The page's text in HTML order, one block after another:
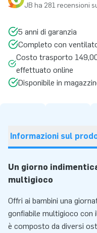
JB ha 281 recensioni
5 anni di garanzia
Completo con
Costo trasporto
effettuato online
Disponibile in
Informazioni sul
Un giorno
multigioco
Offri ai bambini una
gonfiabile multigioco
è composto da diversi